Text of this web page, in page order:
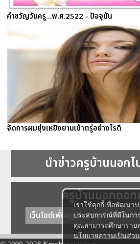
เราใช้คุกกี้เพื่อพัฒนา
ประสบการณ์ที่ดีในกา
คุณสามารถศึกษาราย
นโยบายความเป็นส่ว
คำขวัญวันครู...พ.ศ.2522 - ปัจจุบัน
จัดการผมยุ่งเหยิงยามเช้าตรู่อย่างไรดี
นำข่าวครูบ้านนอกไ
ครูบ้านนอกดอ
เว็บไซต์เพื่อครู ข่าวการศึกษา ควา